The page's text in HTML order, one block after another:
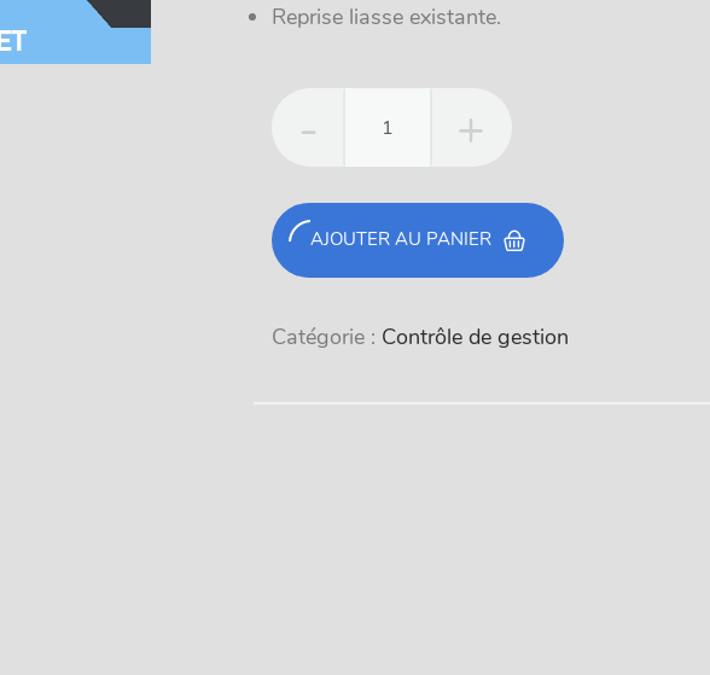
Reprise liasse existante.
formation
en
ligne
AJOUTER AU PANIER
Catégorie : Contrôle de gestion